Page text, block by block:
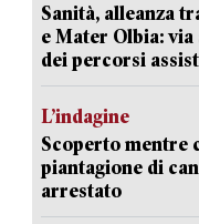
Sanità, alleanza
e Mater Olbia:
dei percorsi
L’indagine
Scoperto mentre
piantagione di
arrestato